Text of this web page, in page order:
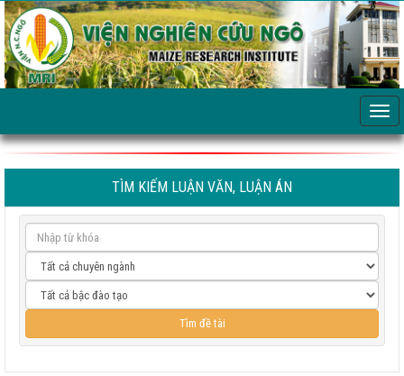
TÌM KIẾM LUẬN VĂN, LUẬN ÁN